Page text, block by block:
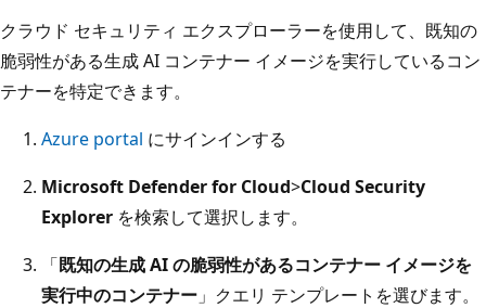
クラウド セキュリティ エクスプローラーを使用して、既知の
脆弱性がある生成 AI コンテナー イメージを実行しているコン
テナーを特定できます。
Azure portal にサインインする
Microsoft Defender for Cloud>Cloud Security
Explorer を検索して選択します。
「既知の生成 AI の脆弱性があるコンテナー イメージを
実行中のコンテナー 」クエリ テンプレートを選びます。